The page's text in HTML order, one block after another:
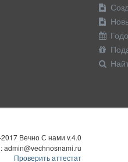
Вечно С нами v.4.0
admin@vechnosnami.ru
Проверить аттестат